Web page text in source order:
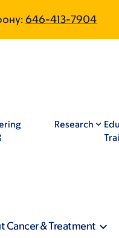
646-413-7904
Research
Cancer & Treatment